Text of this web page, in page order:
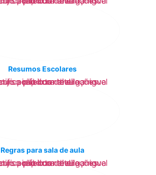
Resumos Escolares
Regras para sala de aula